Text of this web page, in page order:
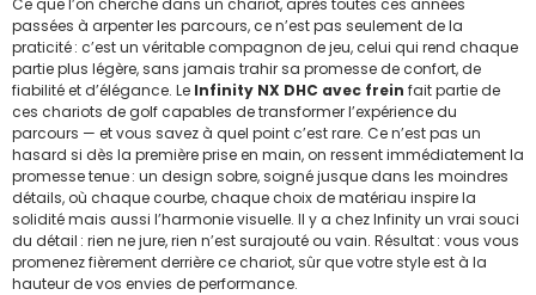
Ce que l’on cherche dans un chariot, après toutes ces années
passées à arpenter les parcours, ce n’est pas seulement de la
praticité : c’est un véritable compagnon de jeu, celui qui rend chaque
partie plus légère, sans jamais trahir sa promesse de confort, de
fiabilité et d’élégance. Le Infinity NX DHC avec frein fait partie de
ces chariots de golf capables de transformer l’expérience du
parcours — et vous savez à quel point c’est rare. Ce n’est pas un
hasard si dès la première prise en main, on ressent immédiatement la
promesse tenue : un design sobre, soigné jusque dans les moindres
détails, où chaque courbe, chaque choix de matériau inspire la
solidité mais aussi l’harmonie visuelle. Il y a chez Infinity un vrai souci
du détail : rien ne jure, rien n’est surajouté ou vain. Résultat : vous vous
promenez fièrement derrière ce chariot, sûr que votre style est à la
hauteur de vos envies de performance.